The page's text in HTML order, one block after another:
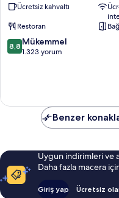
London
Londra
Kent
Merkezi
Ücretsiz kahvaltı
Restoran
10
üzerinden
8,8 Mükemmel
1.323 yorum
Benzer
Uygun indirimleri ve
Daha fazla macera
Giriş yap Ücretsiz